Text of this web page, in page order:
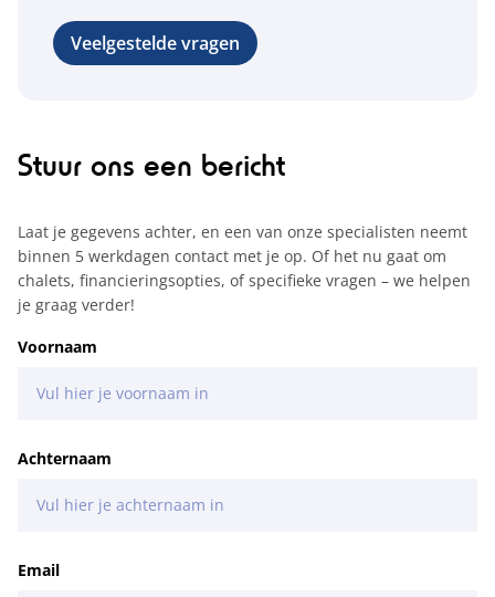
Veelgestelde vragen
Stuur ons een bericht
Laat je gegevens achter, en een van onze specialisten neemt
binnen 5 werkdagen contact met je op. Of het nu gaat om
chalets, financieringsopties, of specifieke vragen – we helpen
je graag verder!
Voornaam
Achternaam
Email